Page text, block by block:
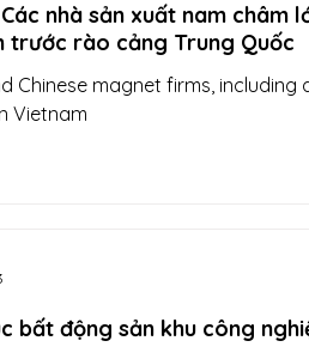
nhà sản xuất nam châm
trước rào cảng Trung Quốc
Chinese magnet firms, including
Vietnam
bất động sản khu công